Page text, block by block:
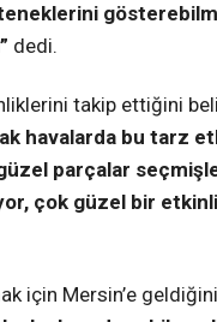
dedi.
takip ettiğini
havalarda bu tarz
parçalar
çok güzel bir
için Mersin’e